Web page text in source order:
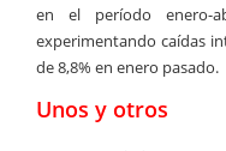
en el período enero-
experimentando caídas
de 8,8% en enero pasado.
Unos y otros